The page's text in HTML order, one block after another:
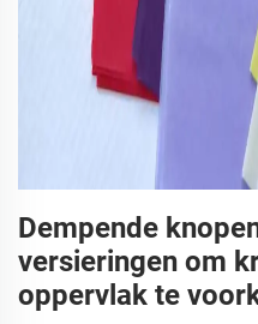
Dempende
versieringen om
oppervlak te